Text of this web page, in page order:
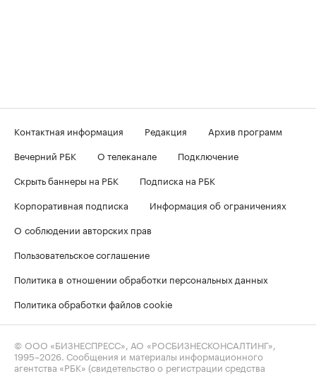
Контактная информация Редакция
Архив программ
Вечерний РБК
О телеканале
Подключение
Скрыть баннеры на РБК
Подписка на РБК
Корпоративная подписка
Информация об ограничениях
О соблюдении авторских прав
Пользовательское соглашение
Политика в отношении обработки персональных данных
Политика обработки файлов cookie
© ООО «БИЗНЕСПРЕСС», АО «РОСБИЗНЕСКОНСАЛТИНГ»,
1995–2026 . Сообщения и материалы информационного
агентства «РБК» (свидетельство о регистрации средства